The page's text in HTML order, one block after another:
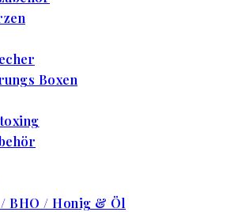
Boxen
BHO / Honig & Öl